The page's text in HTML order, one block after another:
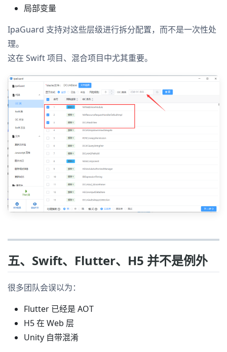
局部变量
IpaGuard 支持对这些层级进行拆分配置，而不是一次性处
理。
这在 Swift 项目、混合项目中尤其重要。
五、Swift、Flutter、H5 并不是例外
很多团队会误以为：
Flutter 已经是 AOT
H5 在 Web 层
Unity 自带混淆